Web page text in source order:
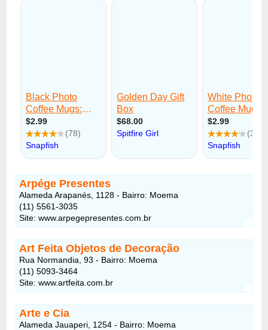
Arpége Presentes
Alameda Arapanés, 1128 - Bairro: Moema
(11) 5561-3035
Site: www.arpegepresentes.com.br
Art Feita Objetos de Decoração
Rua Normandia, 93 - Bairro: Moema
(11) 5093-3464
Site: www.artfeita.com.br
Arte e Cia
Alameda Jauaperi, 1254 - Bairro: Moema